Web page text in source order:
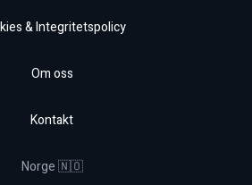
& Integritetspolicy
Om oss
Kontakt
Norge 🇳🇴